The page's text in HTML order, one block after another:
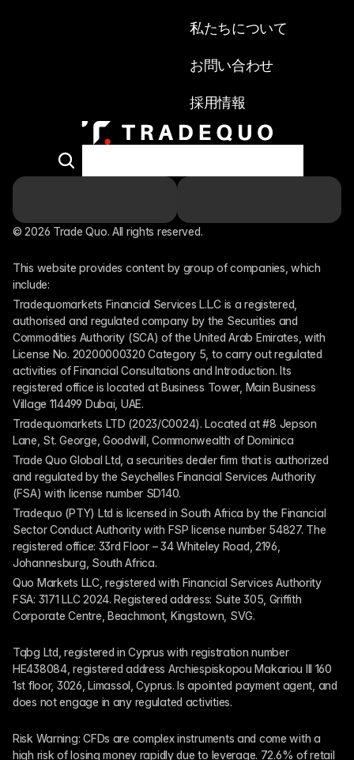
私たちについて
お問い合わせ
採用情報
© 2026 Trade Quo. All rights reserved.
This website provides content by group of companies, which
include:
Tradequomarkets Financial Services L.L.C is a registered,
authorised and regulated company by the Securities and
Commodities Authority (SCA) of the United Arab Emirates, with
License No. 20200000320 Category 5, to carry out regulated
activities of Financial Consultations and Introduction. Its
registered office is located at Business Tower, Main Business
Village 114499 Dubai, UAE.
Tradequomarkets LTD (2023/C0024). Located at #8 Jepson
Lane, St. George, Goodwill, Commonwealth of Dominica
Trade Quo Global Ltd, a securities dealer firm that is authorized
and regulated by the Seychelles Financial Services Authority
(FSA) with license number SD140.
Tradequo (PTY) Ltd is licensed in South Africa by the Financial
Sector Conduct Authority with FSP license number 54827. The
registered office: 33rd Floor – 34 Whiteley Road, 2196,
Johannesburg, South Africa.
Quo Markets LLC, registered with Financial Services Authority
FSA: 3171 LLC 2024. Registered address: Suite 305, Griffith
Corporate Centre, Beachmont, Kingstown, SVG.
Tqbg Ltd, registered in Cyprus with registration number
HE438084, registered address Archiespiskopou Makariou III 160
1st floor, 3026, Limassol, Cyprus. Is apointed payment agent, and
does not engage in any regulated activities.
Risk Warning: CFDs are complex instruments and come with a
high risk of losing money rapidly due to leverage. 72.6% of retail